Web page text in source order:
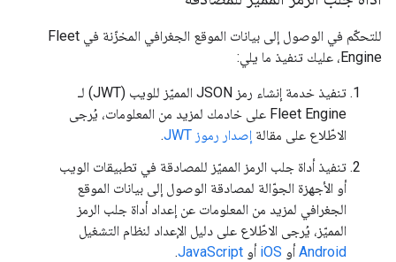
للتحكّم في الوصول إلى بيانات الموقع الجغرافي المخزّنة في Fleet
Engine، عليك تنفيذ ما يلي:
تنفيذ خدمة إنشاء رمز JSON المميّز للويب (JWT) لـ
Fleet Engine على خادمك لمزيد من المعلومات، يُرجى
الاطّلاع على مقالة إصدار رموز JWT
.
تنفيذ أداة جلب الرمز المميّز للمصادقة في تطبيقات الويب
أو الأجهزة الجوّالة لمصادقة الوصول إلى بيانات الموقع
الجغرافي لمزيد من المعلومات عن إعداد أداة جلب الرمز
المميّز، يُرجى الاطّلاع على دليل الإعداد لنظام التشغيل
Androidأو iOS أو JavaScript
.